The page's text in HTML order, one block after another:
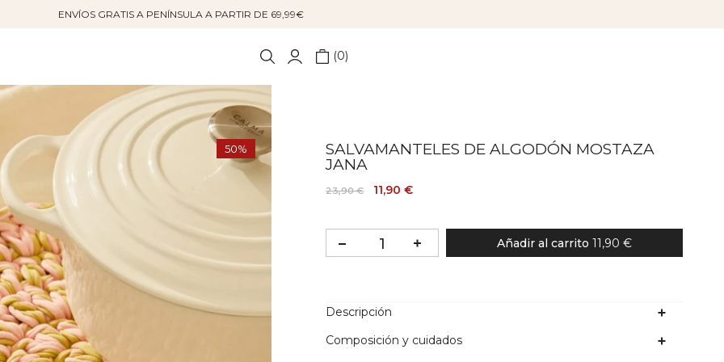
ENVÍOS GRATIS A PENÍNSULA A PARTIR DE 69,99€
0
50%
SALVAMANTELES DE ALGODÓN MOSTAZA
JANA
23,90 € 11,90 €
Añadir al carrito 11,90 €
Descripción
Composición y cuidados